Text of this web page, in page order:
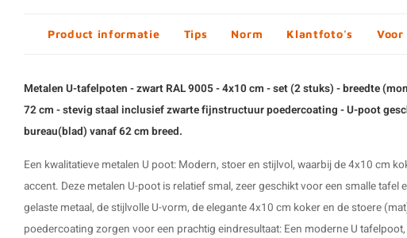
Product informatie Tips Norm Klantfoto's Voor
Metalen U-tafelpoten - zwart RAL 9005 - 4x10 cm - set (2 stuks) - breedte
72 cm - stevig staal inclusief zwarte fijnstructuur poedercoating - U-poot
bureau(blad) vanaf 62 cm breed.
Een kwalitatieve metalen U poot: Modern, stoer en stijlvol, waarbij de 4x10 cm
accent. Deze metalen U-poot is relatief smal, zeer geschikt voor een smalle tafel
gelaste metaal, de stijlvolle U-vorm, de elegante 4x10 cm koker en de stoere
poedercoating zorgen voor een prachtig eindresultaat: Een moderne U tafelpoot